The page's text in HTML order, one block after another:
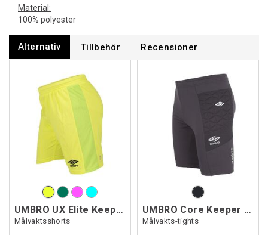
Material:
100% polyester
Alternativ Tillbehör Recensioner
UMBRO UX Elite Keeper Shorts
Målvaktsshorts
UMBRO Core Keeper Tights
Målvakts-tights